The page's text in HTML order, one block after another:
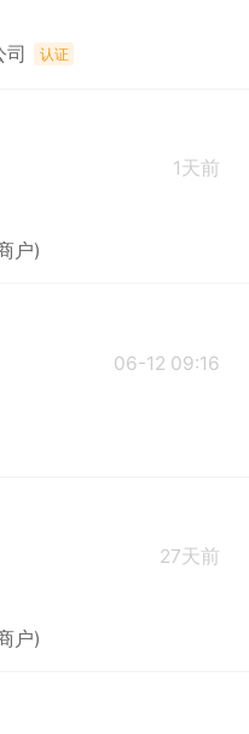
司 认证
1天前
户)
06-12 09:16
27天前
户)